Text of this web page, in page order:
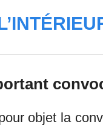
objet la